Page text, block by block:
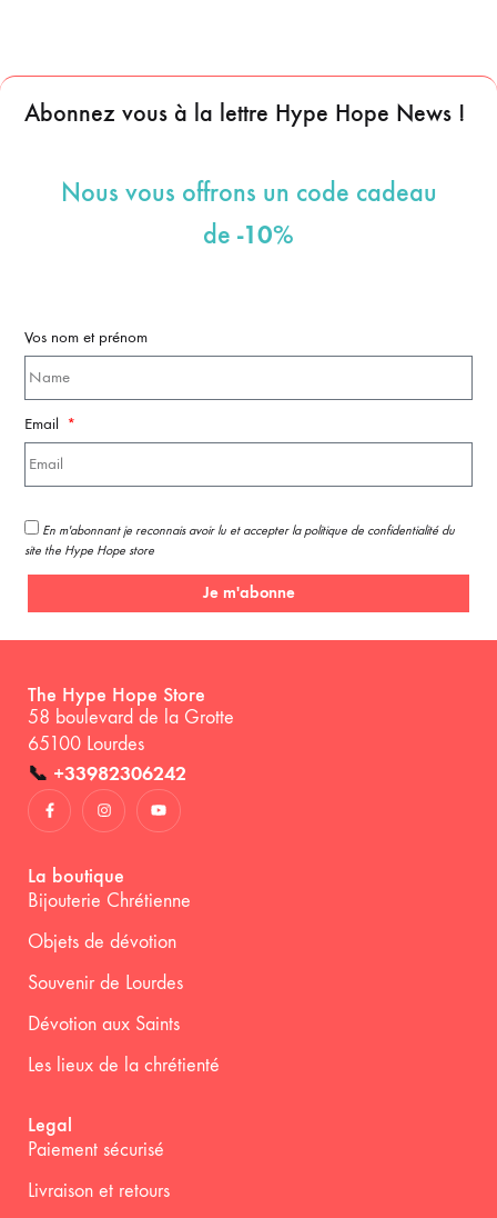
Abonnez vous à la lettre Hype Hope News !
Nous vous offrons un code cadeau
de -10%
Vos nom et prénom
Email
En m'abonnant je reconnais avoir lu et accepter la politique de confidentialité du
site the Hype Hope store
Je m'abonne
The Hype Hope Store
58 boulevard de la Grotte
65100 Lourdes
📞 +33982306242
La boutique
Bijouterie Chrétienne
Objets de dévotion
Souvenir de Lourdes
Dévotion aux Saints
Les lieux de la chrétienté
Legal
Paiement sécurisé
Livraison et retours